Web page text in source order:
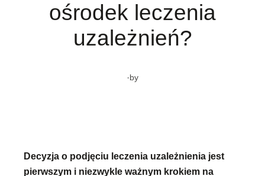
ośrodek leczenia
uzależnień?
·by
Decyzja o podjęciu leczenia uzależnienia jest
pierwszym i niezwykle ważnym krokiem na